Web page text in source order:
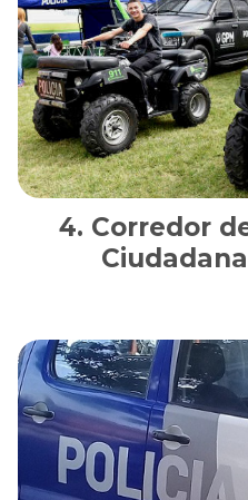
Corredor